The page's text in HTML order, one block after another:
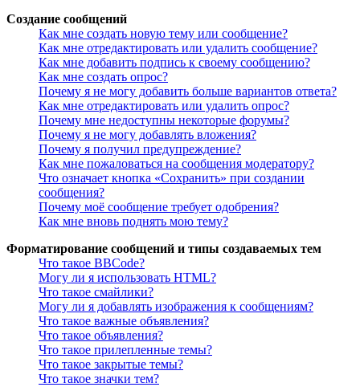
Создание сообщений
Как мне создать новую тему или сообщение?
Как мне отредактировать или удалить сообщение?
Как мне добавить подпись к своему сообщению?
Как мне создать опрос?
Почему я не могу добавить больше вариантов ответа?
Как мне отредактировать или удалить опрос?
Почему мне недоступны некоторые форумы?
Почему я не могу добавлять вложения?
Почему я получил предупреждение?
Как мне пожаловаться на сообщения модератору?
Что означает кнопка «Сохранить» при создании
сообщения?
Почему моё сообщение требует одобрения?
Как мне вновь поднять мою тему?
Форматирование сообщений и типы создаваемых тем
Что такое BBCode?
Могу ли я использовать HTML?
Что такое смайлики?
Могу ли я добавлять изображения к сообщениям?
Что такое важные объявления?
Что такое объявления?
Что такое прилепленные темы?
Что такое закрытые темы?
Что такое значки тем?